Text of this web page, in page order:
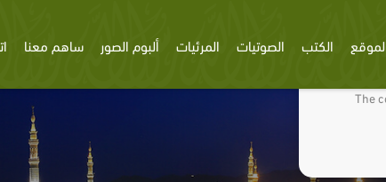
We use
The
الكتب الصوتيات المرئيات ألبوم الصور ساهم معنا